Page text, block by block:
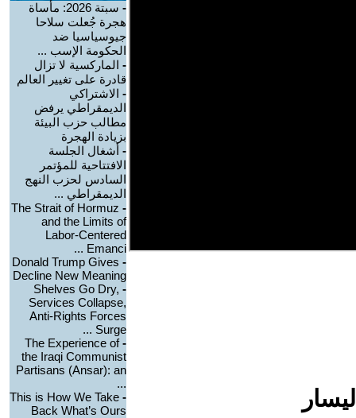
-
سبتة 2026: مأساة
هجرة جُعلت سلاحا
جيوسياسيا ضد
الحكومة الإسب ...
- الماركسية لا تزال
قادرة على تغيير العالم
- الاشتراكي
الديمقراطي يرفض
مطالب حزب البيئة
بزيادة الهجرة
- أشغال الجلسة
الافتتاحية للمؤتمر
السادس لحزب النهج
الديمقراطي ...
-
The Strait of Hormuz
and the Limits of
Labor-Centered
Emanci ...
-
Donald Trump Gives
Decline New Meaning
-
Shelves Go Dry,
Services Collapse,
Anti-Rights Forces
Surge ...
-
The Experience of
the Iraqi Communist
Partisans (Ansar): an
...
-
This is How We Take
Back What’s Ours